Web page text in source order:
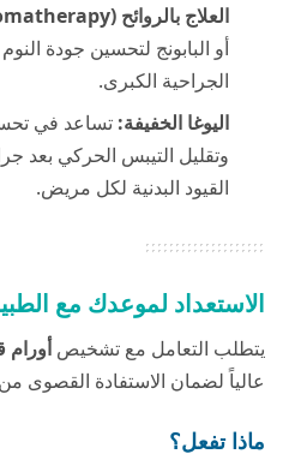
العلاج بالروائح (Aromatherapy):
أو البابونج لتحسين جودة
الجراحية الكبرى.
اليوغا الخفيفة: تساعد في
وتقليل التيبس الحركي بعد
القيود البدنية لكل مريض.
الاستعداد لموعدك مع
يتطلب التعامل مع تشخيصأورام
عالياً لضمان الاستفادة القصوى
ماذا تفعل؟